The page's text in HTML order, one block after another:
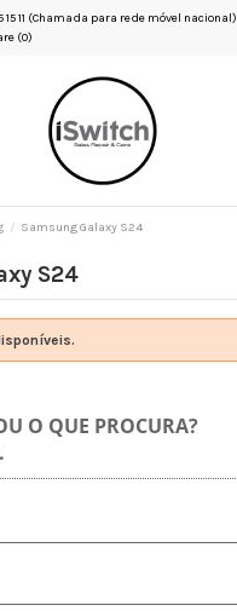
15 11 (Chamada para rede móvel nacional)
(0)
Samsung Galaxy S24
S24